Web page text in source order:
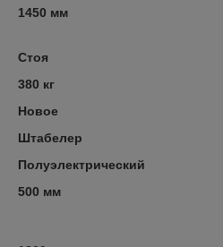
1450 мм
Стоя
380 кг
Новое
Штабелер
Полуэлектрический
500 мм